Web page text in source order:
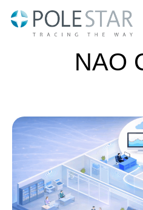
contenu
NAO